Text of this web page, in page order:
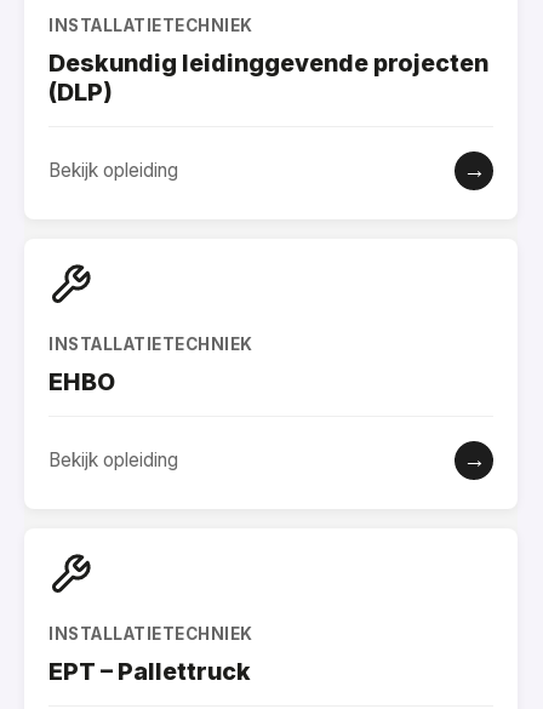
INSTALLATIETECHNIEK
Deskundig leidinggevende projecten
(DLP)
Bekijk opleiding →
INSTALLATIETECHNIEK
EHBO
Bekijk opleiding →
INSTALLATIETECHNIEK
EPT – Pallettruck